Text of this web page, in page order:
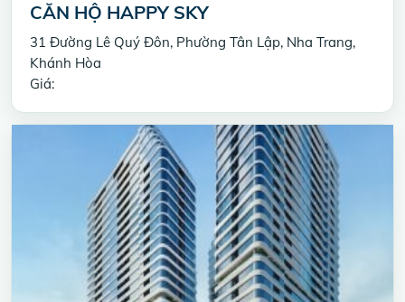
CĂN HỘ HAPPY SKY
31 Đường Lê Quý Đôn, Phường Tân Lập, Nha Trang,
Khánh Hòa
Giá: